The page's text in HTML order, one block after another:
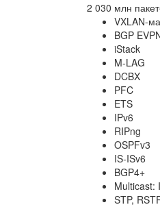
2 030 млн
VXLAN-
BGP
iStack
M-LAG
DCBX
PFC
ETS
IPv6
RIPng
OSPFv3
IS-ISv6
BGP4+
Multicast:
STP,